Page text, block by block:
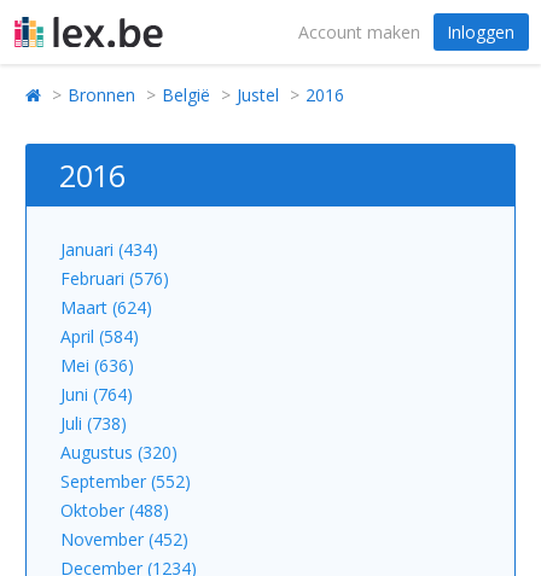
Account maken Inloggen
Bronnen België Justel 2016
2016
Januari (434)
Februari (576)
Maart (624)
April (584)
Mei (636)
Juni (764)
Juli (738)
Augustus (320)
September (552)
Oktober (488)
November (452)
December (1234)